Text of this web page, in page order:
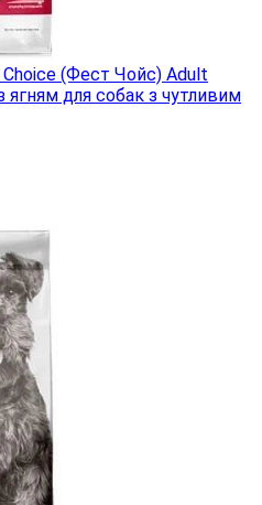
(Фест Чойс) Adult
для собак з чутливим